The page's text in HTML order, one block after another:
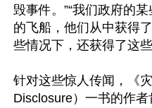
毁事件。”“我们政府的
的飞船，他们从中获得
些情况下，还获得了这
针对这些惊人传闻，《
Disclosure）一书的作